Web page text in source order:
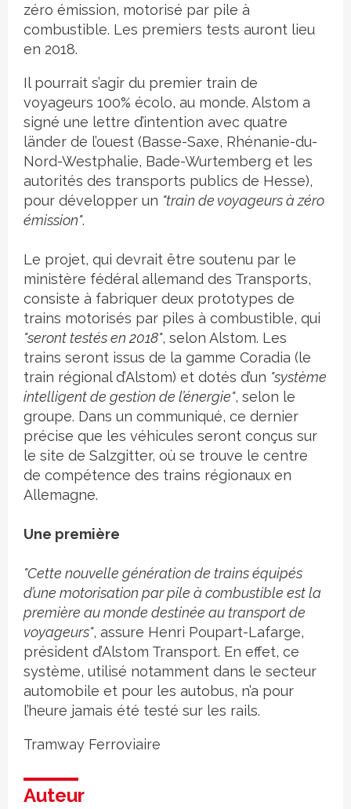
zéro émission, motorisé par pile à
combustible. Les premiers tests auront lieu
en 2018.
Il pourrait s’agir du premier train de
voyageurs 100% écolo, au monde. Alstom a
signé une lettre d’intention avec quatre
länder de l’ouest (Basse-Saxe, Rhénanie-du-
Nord-Westphalie, Bade-Wurtemberg et les
autorités des transports publics de Hesse),
pour développer un "train de voyageurs à zéro
émission".
Le projet, qui devrait être soutenu par le
ministère fédéral allemand des Transports,
consiste à fabriquer deux prototypes de
trains motorisés par piles à combustible, qui
"seront testés en 2018", selon Alstom. Les
trains seront issus de la gamme Coradia (le
train régional d’Alstom) et dotés d’un "système
intelligent de gestion de l’énergie", selon le
groupe. Dans un communiqué, ce dernier
précise que les véhicules seront conçus sur
le site de Salzgitter, où se trouve le centre
de compétence des trains régionaux en
Allemagne.
Une première
"Cette nouvelle génération de trains équipés
d’une motorisation par pile à combustible est la
première au monde destinée au transport de
voyageurs", assure Henri Poupart-Lafarge,
président d’Alstom Transport. En effet, ce
système, utilisé notamment dans le secteur
automobile et pour les autobus, n’a pour
l’heure jamais été testé sur les rails.
Tramway Ferroviaire
Auteur